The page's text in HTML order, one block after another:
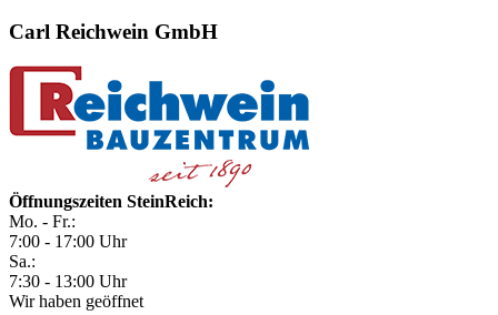
Carl Reichwein GmbH
Öffnungszeiten SteinReich:
Mo. - Fr.:
7:00 - 17:00 Uhr
Sa.:
7:30 - 13:00 Uhr
Wir haben geöffnet